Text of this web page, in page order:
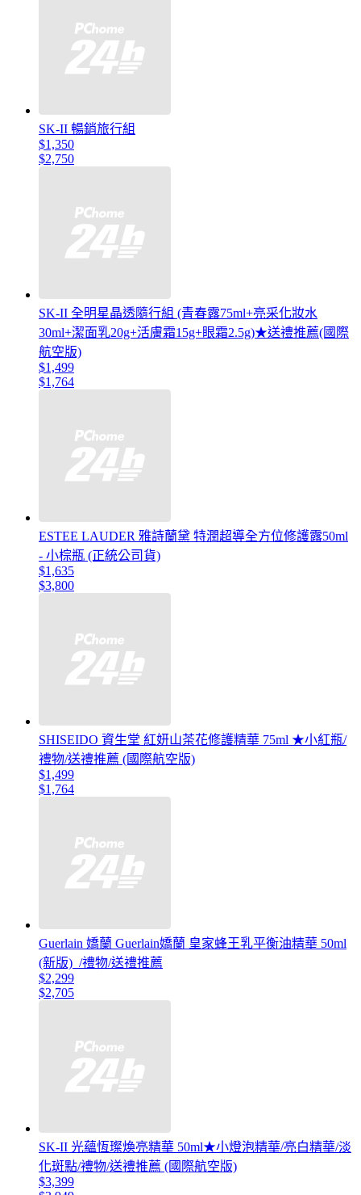
SK-II 暢銷旅行組
$1,350
$2,750
SK-II 全明星晶透隨行組 (青春露75ml+亮采化妝水
30ml+潔面乳20g+活膚霜15g+眼霜2.5g)★送禮推薦(國際
航空版)
$1,499
$1,764
ESTEE LAUDER 雅詩蘭黛 特潤超導全方位修護露50ml
- 小棕瓶 (正統公司貨)
$1,635
$3,800
SHISEIDO 資生堂 紅妍山茶花修護精華 75ml ★小紅瓶/
禮物/送禮推薦 (國際航空版)
$1,499
$1,764
Guerlain 嬌蘭 Guerlain嬌蘭 皇家蜂王乳平衡油精華 50ml
(新版)_/禮物/送禮推薦
$2,299
$2,705
SK-II 光蘊恆璨煥亮精華 50ml★小燈泡精華/亮白精華/淡
化斑點/禮物/送禮推薦 (國際航空版)
$3,399